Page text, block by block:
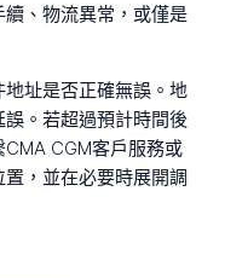
、物流異常，或僅是
址是否正確無誤。地
。若超過預計時間後
CGM客戶服務或
，並在必要時展開調